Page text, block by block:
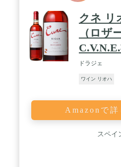
クネ リ
（ロザ
ドラジェ
ワイン リオハ
Amazonで詳
スペイ